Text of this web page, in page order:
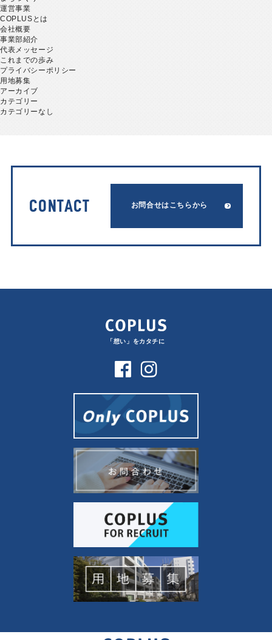
運営事業
COPLUSとは
会社概要
事業部紹介
代表メッセージ
これまでの歩み
プライバシーポリシー
用地募集
アーカイブ
カテゴリー
カテゴリーなし
CONTACT お問合せはこちらから
「想い」をカタチに